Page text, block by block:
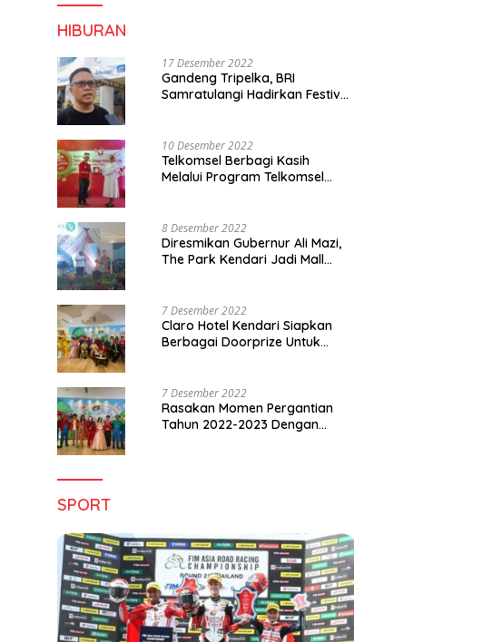
HIBURAN
17 Desember 2022
Gandeng Tripelka, BRI
Samratulangi Hadirkan Festival
10 Desember 2022
Telkomsel Berbagi Kasih
Melalui Program Telkomsel
8 Desember 2022
Diresmikan Gubernur Ali Mazi,
The Park Kendari Jadi Mall
7 Desember 2022
Claro Hotel Kendari Siapkan
Berbagai Doorprize Untuk
7 Desember 2022
Rasakan Momen Pergantian
Tahun 2022-2023 Dengan
SPORT